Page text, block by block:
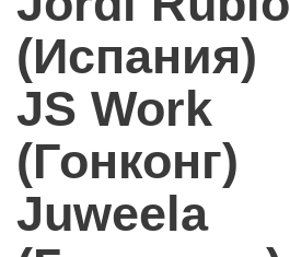
(Испания)
JS Work
(Гонконг)
Juweela